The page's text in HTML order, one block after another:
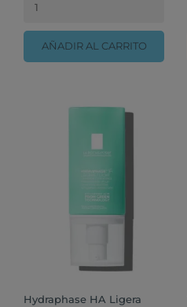
AÑADIR AL CARRITO
Hydraphase HA Ligera